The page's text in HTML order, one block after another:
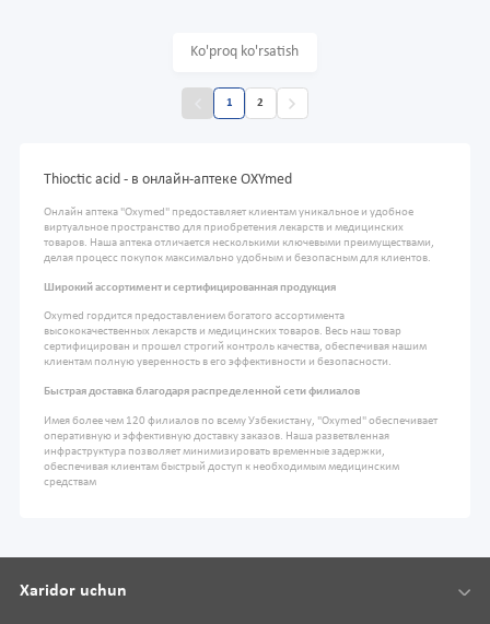
Ko'proq ko'rsatish
1 2
Thioctic acid - в онлайн-аптеке OXYmed
Онлайн аптека "Oxymed" предоставляет клиентам уникальное и удобное
виртуальное пространство для приобретения лекарств и медицинских
товаров. Наша аптека отличается несколькими ключевыми преимуществами,
делая процесс покупок максимально удобным и безопасным для клиентов.
Широкий ассортимент и сертифицированная продукция
Oxymed гордится предоставлением богатого ассортимента
высококачественных лекарств и медицинских товаров. Весь наш товар
сертифицирован и прошел строгий контроль качества, обеспечивая нашим
клиентам полную уверенность в его эффективности и безопасности.
Быстрая доставка благодаря распределенной сети филиалов
Имея более чем 120 филиалов по всему Узбекистану, "Oxymed" обеспечивает
оперативную и эффективную доставку заказов. Наша разветвленная
инфраструктура позволяет минимизировать временные задержки,
обеспечивая клиентам быстрый доступ к необходимым медицинским
средствам
Xaridor uchun